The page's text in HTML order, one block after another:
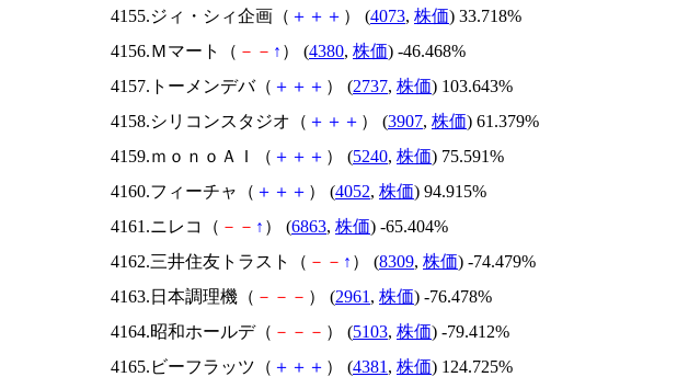
4155.ジィ・シィ企画（ ＋ ＋ ＋ ） (4073, 株価) 33.718%
4156.Ｍマート（ － － ↑ ） (4380, 株価) -46.468%
4157.トーメンデバ（ ＋ ＋ ＋ ） (2737, 株価) 103.643%
4158.シリコンスタジオ（ ＋ ＋ ＋ ） (3907, 株価) 61.379%
4159.ｍｏｎｏＡＩ（ ＋ ＋ ＋ ） (5240, 株価) 75.591%
4160.フィーチャ（ ＋ ＋ ＋ ） (4052, 株価) 94.915%
4161.ニレコ（ － － ↑ ） (6863, 株価) -65.404%
4162.三井住友トラスト（ － － ↑ ） (8309, 株価) -74.479%
4163.日本調理機（ － － － ） (2961 , 株価) -76.478%
4164.昭和ホールデ（ － － － ） (5103, 株価) -79.412%
4165.ビーフラッツ（ ＋ ＋ ＋ ） (4381 , 株価) 124.725%